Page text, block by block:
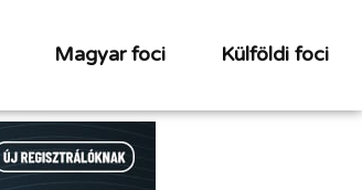
Magyar foci Külföldi foci